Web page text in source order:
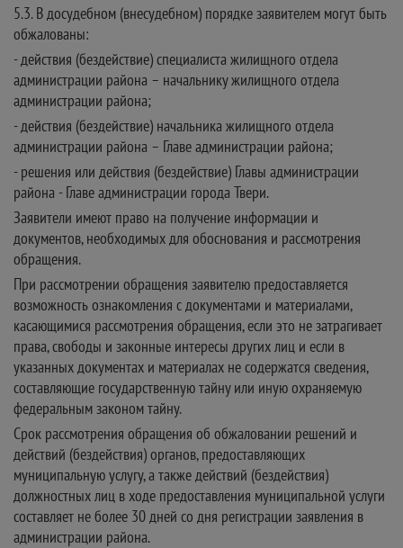
5.3. В досудебном (внесудебном) порядке заявителем могут быть
обжалованы:
- действия (бездействие) специалиста жилищного отдела
администрации района – начальнику жилищного отдела
администрации района;
- действия (бездействие) начальника жилищного отдела
администрации района – Главе администрации района;
- решения или действия (бездействие) Главы администрации
района - Главе администрации города Твери.
Заявители имеют право на получение информации и
документов, необходимых для обоснования и рассмотрения
обращения.
При рассмотрении обращения заявителю предоставляется
возможность ознакомления с документами и материалами,
касающимися рассмотрения обращения, если это не затрагивает
права, свободы и законные интересы других лиц и если в
указанных документах и материалах не содержатся сведения,
составляющие государственную тайну или иную охраняемую
федеральным законом тайну.
Срок рассмотрения обращения об обжаловании решений и
действий (бездействия) органов, предоставляющих
муниципальную услугу, а также действий (бездействия)
должностных лиц в ходе предоставления муниципальной услуги
составляет не более 30 дней со дня регистрации заявления в
администрации района.